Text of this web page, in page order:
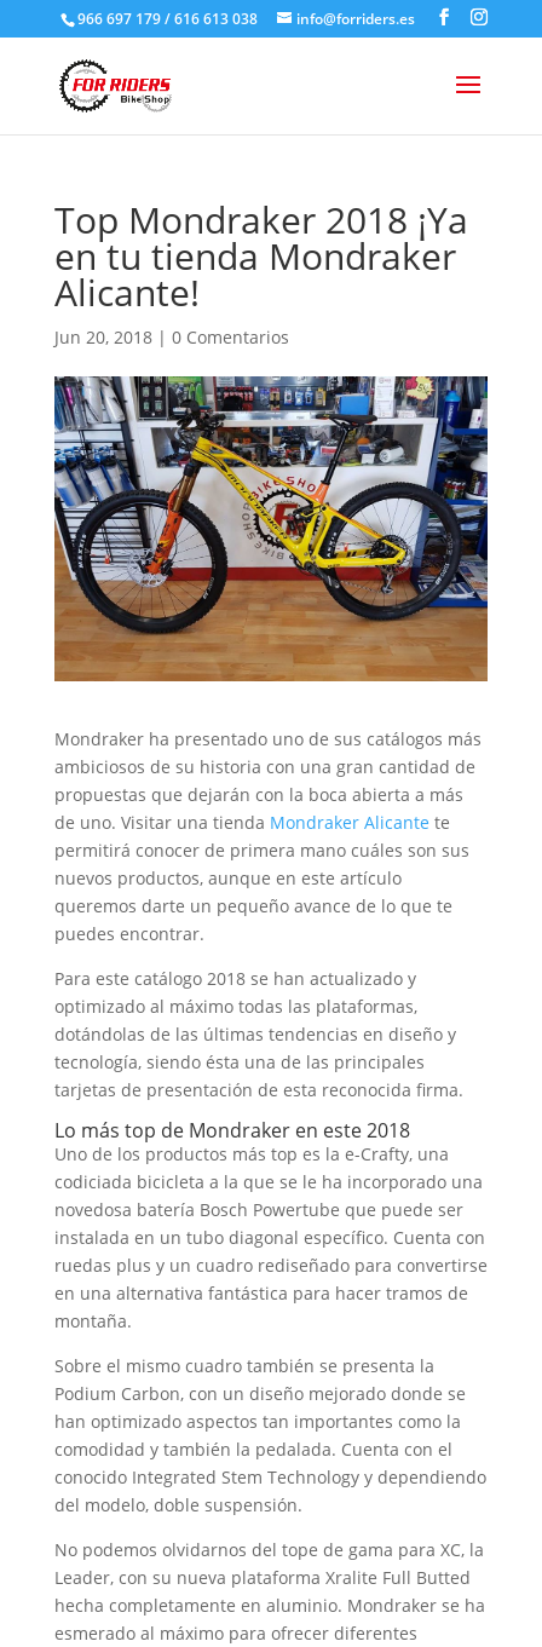
966 697 179 / 616 613 038 info@forriders.es
Top Mondraker 2018 ¡Ya
en tu tienda Mondraker
Alicante!
Jun 20, 2018| 0 Comentarios
Mondraker ha presentado uno de sus catálogos más
ambiciosos de su historia con una gran cantidad de
propuestas que dejarán con la boca abierta a más
de uno. Visitar una tienda Mondraker Alicante te
permitirá conocer de primera mano cuáles son sus
nuevos productos, aunque en este artículo
queremos darte un pequeño avance de lo que te
puedes encontrar.
Para este catálogo 2018 se han actualizado y
optimizado al máximo todas las plataformas,
dotándolas de las últimas tendencias en diseño y
tecnología, siendo ésta una de las principales
tarjetas de presentación de esta reconocida firma.
Lo más top de Mondraker en este 2018
Uno de los productos más top es la e-Crafty, una
codiciada bicicleta a la que se le ha incorporado una
novedosa batería Bosch Powertube que puede ser
instalada en un tubo diagonal específico. Cuenta con
ruedas plus y un cuadro rediseñado para convertirse
en una alternativa fantástica para hacer tramos de
montaña.
Sobre el mismo cuadro también se presenta la
Podium Carbon, con un diseño mejorado donde se
han optimizado aspectos tan importantes como la
comodidad y también la pedalada. Cuenta con el
conocido Integrated Stem Technology y dependiendo
del modelo, doble suspensión.
No podemos olvidarnos del tope de gama para XC, la
Leader, con su nueva plataforma Xralite Full Butted
hecha completamente en aluminio. Mondraker se ha
esmerado al máximo para ofrecer diferentes